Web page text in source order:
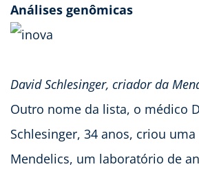
Análises genômicas
David Schlesinger, criador da
Outro nome da lista, o médico
Schlesinger, 34 anos, criou
Mendelics, um laboratório de